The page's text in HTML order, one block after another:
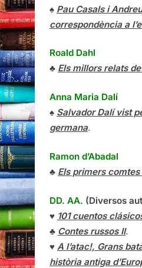
♠ Pau Casals i
correspondència a
Roald Dahl
♣ Els millors relats
Anna Maria Dalí
♠ Salvador Dalí vist
germana.
Ramon d’Abadal
♣ Els primers
DD. AA. (Diversos
♥ 101 cuentos
♣ Contes russos II.
♥ A l’atac!, Grans
història antiga